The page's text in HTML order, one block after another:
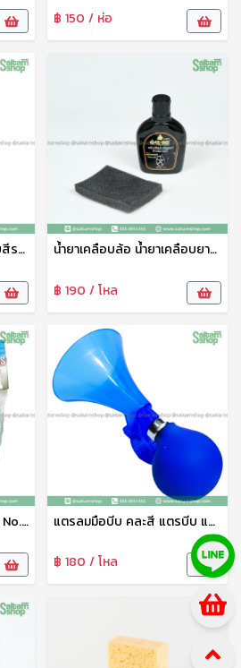
฿ 150 / ห่อ
น้ำยาเคลือบรถ น้ำยาเคลือบสีรถ น้ำยาเคลือบขวดเล็ก No.7-2 งานไทย น้ำยาเคลือบล้อ น้ำยาเคลือบยางยนต์ น้ำยาขัดล้อรถ No.7-1
฿ 190 / โหล
ตาข่ายมอไซด์อเนกประสงค์ No.01007 ยืดหยุ่นดี ไม่ขาดง่าย ใช้ได้หลายประเภท แตรลมมือบีบ คละสี แตรบีบ แตรลม แตรขายของ แตรจักรยานเด็ก แตรพลาสติกเนื้อดี ทนทาน
฿ 180 / โหล